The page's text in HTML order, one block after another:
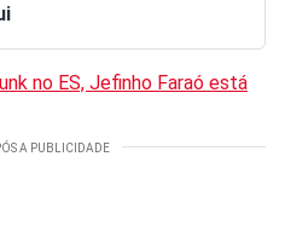
no ES, Jefinho Faraó está